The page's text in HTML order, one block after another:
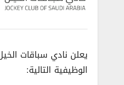
يعلن نادي سباقات
الوظيفية التالية: